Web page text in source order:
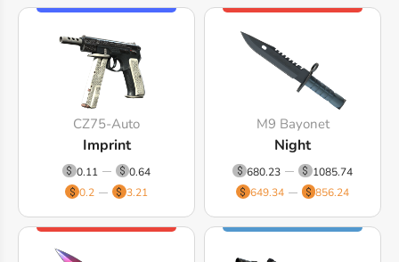
CZ75-Auto
Imprint
0.11
0.64
0.2
3.21
M9 Bayonet
Night
680.23
1085.74
649.34
856.24